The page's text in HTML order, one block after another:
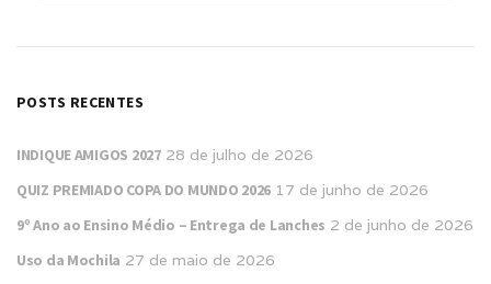
POSTS RECENTES
INDIQUE AMIGOS 2027 28 de julho de 2026
QUIZ PREMIADO COPA DO MUNDO 2026 17 de junho de 2026
9º Ano ao Ensino Médio – Entrega de Lanches 2 de junho de 2026
Uso da Mochila 27 de maio de 2026